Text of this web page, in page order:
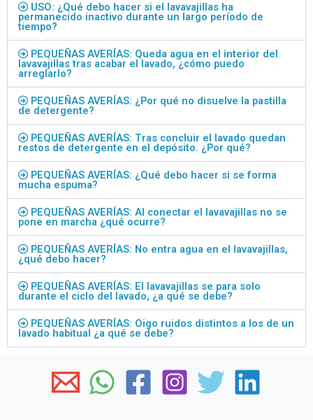
USO: ¿Qué debo hacer si el lavavajillas ha
permanecido inactivo durante un largo período de
tiempo?
PEQUEÑAS AVERÍAS: Queda agua en el interior del
lavavajillas tras acabar el lavado, ¿cómo puedo
arreglarlo?
PEQUEÑAS AVERÍAS: ¿Por qué no disuelve la pastilla
de detergente?
PEQUEÑAS AVERÍAS: Tras concluir el lavado quedan
restos de detergente en el depósito. ¿Por qué?
PEQUEÑAS AVERÍAS: ¿Qué debo hacer si se forma
mucha espuma?
PEQUEÑAS AVERÍAS: Al conectar el lavavajillas no se
pone en marcha ¿qué ocurre?
PEQUEÑAS AVERÍAS: No entra agua en el lavavajillas,
¿qué debo hacer?
PEQUEÑAS AVERÍAS: El lavavajillas se para solo
durante el ciclo del lavado, ¿a qué se debe?
PEQUEÑAS AVERÍAS: Oigo ruidos distintos a los de un
lavado habitual ¿a qué se debe?